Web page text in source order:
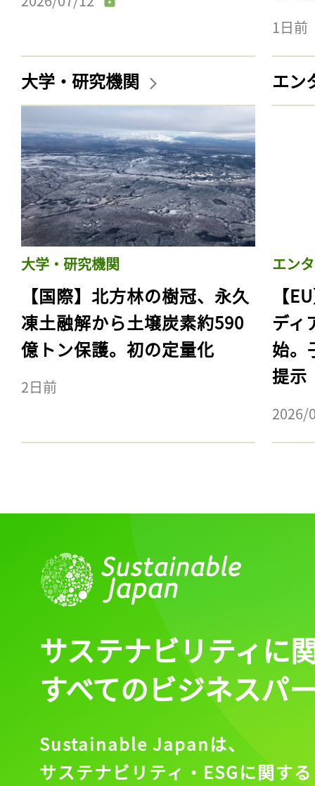
1日前
大学・研究機関
大学・研究機関
【国際】北方林の樹冠、永久
凍土融解から土壌炭素約590
億トン保護。初の定量化
2日前
エン
エン
【
ディ
始。
提示
2026/
サステナビリティに
すべてのビジネスパ
Sustainable Japanは、
サステナビリティ・ESGに関する